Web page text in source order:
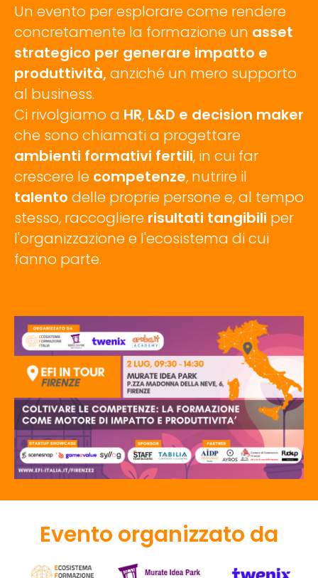
Un evento per esplorare come rendere
concretamente la formazione un asset
strategico per generare impatto e
produttività,anziché un mero supporto
al business.
Ci rivolgiamo a HR, L&D e decision maker
che sono chiamati a progettare
ambienti formativi fertili, in cui far
crescere le competenze, nutrire il
talento delle proprie persone e, al tempo
stesso, raccogliere risultati tangibili per
l'organizzazione e l'ecosistema di cui
fanno parte.
Evento organizzato da